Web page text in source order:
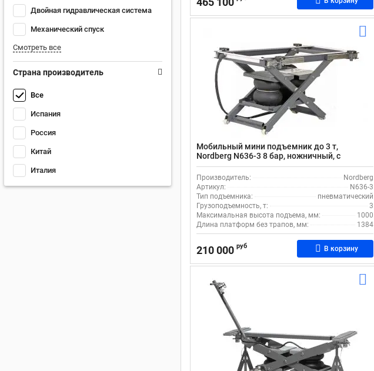
Двойная гидравлическая система
Механический спуск
Смотреть все
Страна производитель
Все
Испания
Россия
Китай
Италия
Мобильный мини подъемник до 3 т,
Nordberg N636-3 8 бар, ножничный, с
высотой подъема до 1м
Производитель:
Nordberg
Артикул:
N636-3
Тип подъемника:
пневматический
Грузоподъемность, т:
3
Максимальная высота подъема, мм:
1000
Длина платформ без трапов, мм:
1384
210 000 руб В корзину